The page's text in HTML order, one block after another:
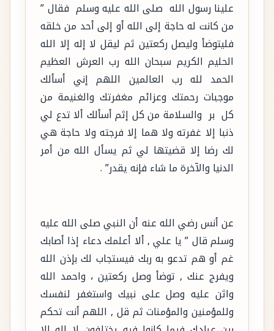
علينا رسول الله ‏ ‏صلى الله عليه وسلم ‏ ‏فقال ”
‏من كانت له حاجة إلى الله أو إلى أحد من خلقه
فليتوضأ وليصل ركعتين ثم ليقل لا إله إلا الله
الحليم الكريم سبحان الله رب العرش العظيم
الحمد لله رب العالمين اللهم إني أسألك
موجبات رحمتك وعزائم مغفرتك والغنيمة من
كل ‏ ‏بر ‏ ‏والسلامة من كل إثم أسألك ألا تدع لي
ذنبا إلا غفرته ولا هما إلا فرجته ولا حاجة هي
لك رضا إلا قضيتها لي ثم يسأل الله من أمر
الدنيا والآخرة ما شاء فإنه يقدر” .
عن أنس رضي الله عنه أن النبي صلى الله عليه
وسلم قال ” يا علي , ألا أعلمك دعاء إذا أصابك
غم أو هم تدعو به ربك فيستجاب لك بإذن الله
ويفرج عنك , توضأ وصل ركعتين ، واحمد الله
واثن عليه وصل على نبيك واستغفر لنفسك
وللمؤمنين والمؤمنات ثم قل , اللهم أنت تحكم